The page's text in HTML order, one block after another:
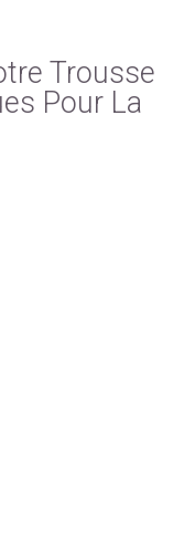
Trousse
Pour La